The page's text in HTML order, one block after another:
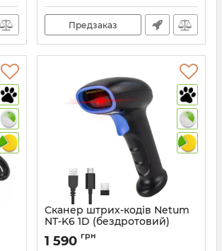
Предзаказ
Сканер штрих-кодів Netum
NT-K6 1D (бездротовий)
Артикул:871
1 590 грн